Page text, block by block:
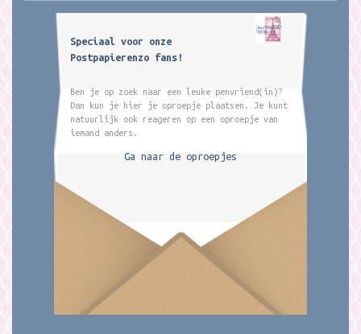
Speciaal voor onze
Postpapierenzo fans!
Ben je op zoek naar een leuke penvriend(in)?
Dan kun je hier je oproepje plaatsen. Je kunt
natuurlijk ook reageren op een oproepje van
iemand anders.
Ga naar de oproepjes